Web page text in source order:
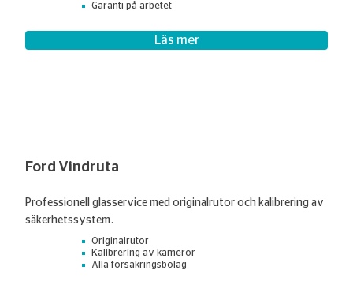
Garanti på arbetet
Läs mer
Ford Vindruta
Professionell glasservice med originalrutor och kalibrering av
säkerhetssystem.
Originalrutor
Kalibrering av kameror
Alla försäkringsbolag